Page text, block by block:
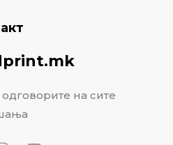
одговорите на сите